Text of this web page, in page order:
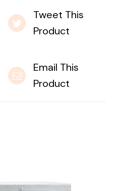
Tweet This
Product
Email This
Product